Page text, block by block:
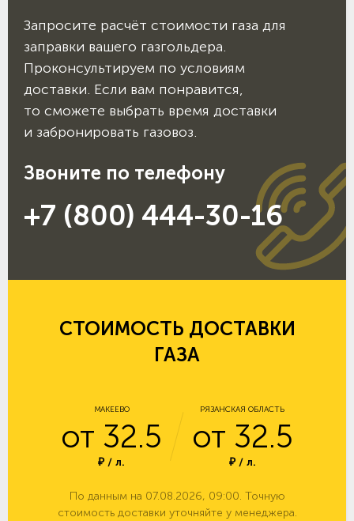
Запросите расчёт стоимости газа для
заправки вашего газгольдера.
Проконсультируем по условиям
доставки. Если вам понравится,
то сможете выбрать время доставки
и забронировать газовоз.
Звоните по телефону
+7 (800) 444-30-16
СТОИМОСТЬ ДОСТАВКИ
ГАЗА
МАКЕЕВО
от 32.5
₽ / л.
РЯЗАНСКАЯ ОБЛАСТЬ
от 32.5
₽ / л.
По данным на 07.08.2026, 09:00. Точную
стоимость доставки уточняйте у менеджера.